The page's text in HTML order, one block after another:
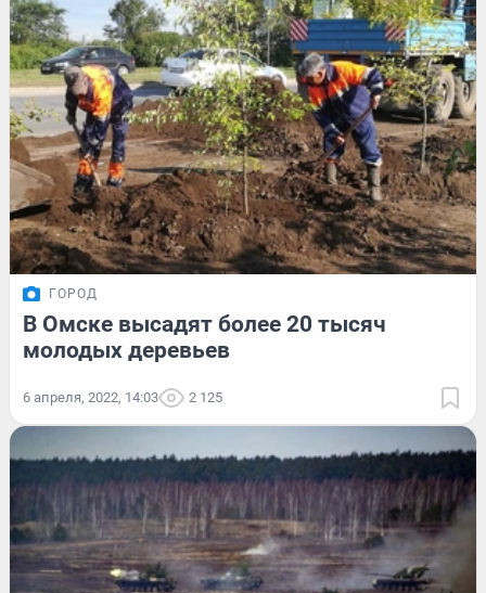
ГОРОД
В Омске высадят более 20 тысяч
молодых деревьев
6 апреля, 2022, 14:03 2 125